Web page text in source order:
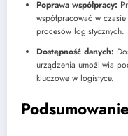
Poprawa współpracy:
współpracować w
procesów logistycznych.
Dostępność danych:
urządzenia umożliwia
kluczowe w logistyce.